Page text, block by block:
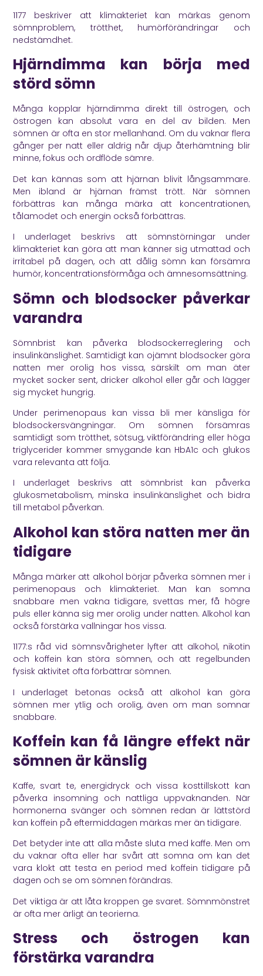
1177 beskriver att klimakteriet kan märkas genom
sömnproblem, trötthet, humörförändringar och
nedstämdhet.
Hjärndimma kan börja med
störd sömn
Många kopplar hjärndimma direkt till östrogen, och
östrogen kan absolut vara en del av bilden. Men
sömnen är ofta en stor mellanhand. Om du vaknar flera
gånger per natt eller aldrig når djup återhämtning blir
minne, fokus och ordflöde sämre.
Det kan kännas som att hjärnan blivit långsammare.
Men ibland är hjärnan främst trött. När sömnen
förbättras kan många märka att koncentrationen,
tålamodet och energin också förbättras.
I underlaget beskrivs att sömnstörningar under
klimakteriet kan göra att man känner sig utmattad och
irritabel på dagen, och att dålig sömn kan försämra
humör, koncentrationsförmåga och ämnesomsättning.
Sömn och blodsocker påverkar
varandra
Sömnbrist kan påverka blodsockerreglering och
insulinkänslighet. Samtidigt kan ojämnt blodsocker göra
natten mer orolig hos vissa, särskilt om man äter
mycket socker sent, dricker alkohol eller går och lägger
sig mycket hungrig.
Under perimenopaus kan vissa bli mer känsliga för
blodsockersvängningar. Om sömnen försämras
samtidigt som trötthet, sötsug, viktförändring eller höga
triglycerider kommer smygande kan HbA1c och glukos
vara relevanta att följa.
I underlaget beskrivs att sömnbrist kan påverka
glukosmetabolism, minska insulinkänslighet och bidra
till metabol påverkan.
Alkohol kan störa natten mer än
tidigare
Många märker att alkohol börjar påverka sömnen mer i
perimenopaus och klimakteriet. Man kan somna
snabbare men vakna tidigare, svettas mer, få högre
puls eller känna sig mer orolig under natten. Alkohol kan
också förstärka vallningar hos vissa.
1177:s råd vid sömnsvårigheter lyfter att alkohol, nikotin
och koffein kan störa sömnen, och att regelbunden
fysisk aktivitet ofta förbättrar sömnen.
I underlaget betonas också att alkohol kan göra
sömnen mer ytlig och orolig, även om man somnar
snabbare.
Koffein kan få längre effekt när
sömnen är känslig
Kaffe, svart te, energidryck och vissa kosttillskott kan
påverka insomning och nattliga uppvaknanden. När
hormonerna svänger och sömnen redan är lättstörd
kan koffein på eftermiddagen märkas mer än tidigare.
Det betyder inte att alla måste sluta med kaffe. Men om
du vaknar ofta eller har svårt att somna om kan det
vara klokt att testa en period med koffein tidigare på
dagen och se om sömnen förändras.
Det viktiga är att låta kroppen ge svaret. Sömnmönstret
är ofta mer ärligt än teorierna.
Stress och östrogen kan
förstärka varandra